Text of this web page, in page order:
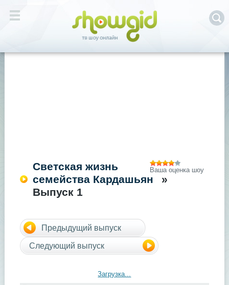
Светская жизнь
семейства Кардашьян
»
Выпуск 1
Ваша оценка шоу
Предыдущий выпуск
Следующий выпуск
Загрузка...